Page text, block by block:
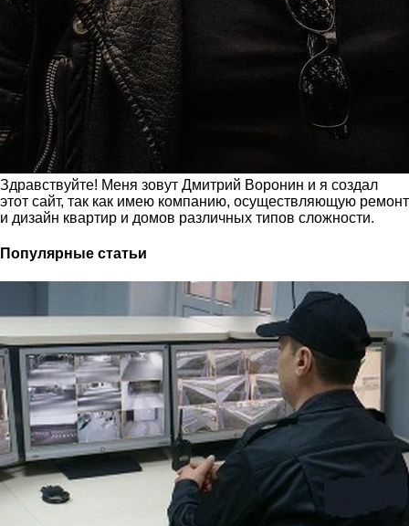
Здравствуйте! Меня зовут Дмитрий Воронин и я создал
этот сайт, так как имею компанию, осуществляющую ремонт
и дизайн квартир и домов различных типов сложности.
Популярные статьи